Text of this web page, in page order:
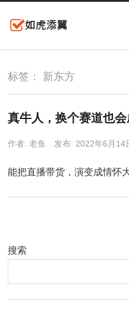
标签： 新东方
真牛人，换个赛道也会
作者:老鱼 发布: 2022年6月14
能把直播带货，演变成情怀
搜索